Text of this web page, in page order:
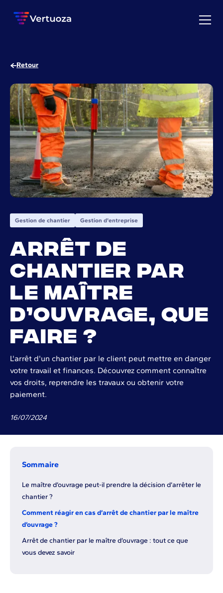
Retour
Gestion de chantier Gestion d'entreprise
Arrêt de
chantier par
le maître
d’ouvrage, que
faire ?
L'arrêt d'un chantier par le client peut mettre en danger
votre travail et finances. Découvrez comment connaître
vos droits, reprendre les travaux ou obtenir votre
paiement.
16/07/2024
Sommaire
Le maître d’ouvrage peut-il prendre la décision d’arrêter le
chantier ?
Comment réagir en cas d’arrêt de chantier par le maître
d’ouvrage ?
Arrêt de chantier par le maître d’ouvrage : tout ce que
vous devez savoir